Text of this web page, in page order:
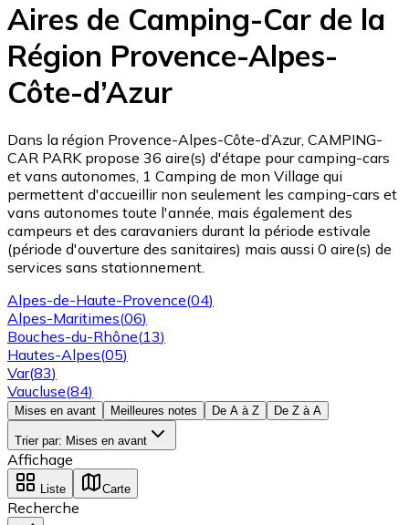
Aires de Camping-Car de la
Région Provence-Alpes-
Côte-d’Azur
Dans la région Provence-Alpes-Côte-d’Azur, CAMPING-
CAR PARK propose 36 aire(s) d'étape pour camping-cars
et vans autonomes, 1 Camping de mon Village qui
permettent d'accueillir non seulement les camping-cars et
vans autonomes toute l'année, mais également des
campeurs et des caravaniers durant la période estivale
(période d'ouverture des sanitaires) mais aussi 0 aire(s) de
services sans stationnement.
Alpes-de-Haute-Provence(04)
Alpes-Maritimes(06)
Bouches-du-Rhône(13)
Hautes-Alpes(05)
Var(83)
Vaucluse(84)
Mises en avant Meilleures notes De A à Z De Z à A
Trier par: Mises en avant
Affichage
Liste Carte
Recherche